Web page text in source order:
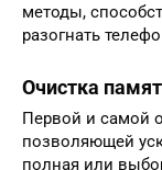
методы,
разогнать
Очистка
Первой и самой
позволяющей
полная или